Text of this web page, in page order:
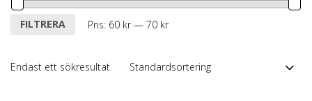
Min
MaxFILTRERA Pris: 60 kr— 70 kr
Endast ett sökresultat